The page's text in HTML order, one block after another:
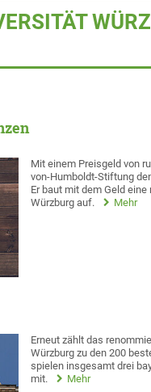
Mit einem Preisgeld von
von-Humboldt-Stiftung
Er baut mit dem Geld
Würzburg auf.
Mehr
Erneut zählt das
Würzburg zu den 200
spielen insgesamt drei
mit.
Mehr